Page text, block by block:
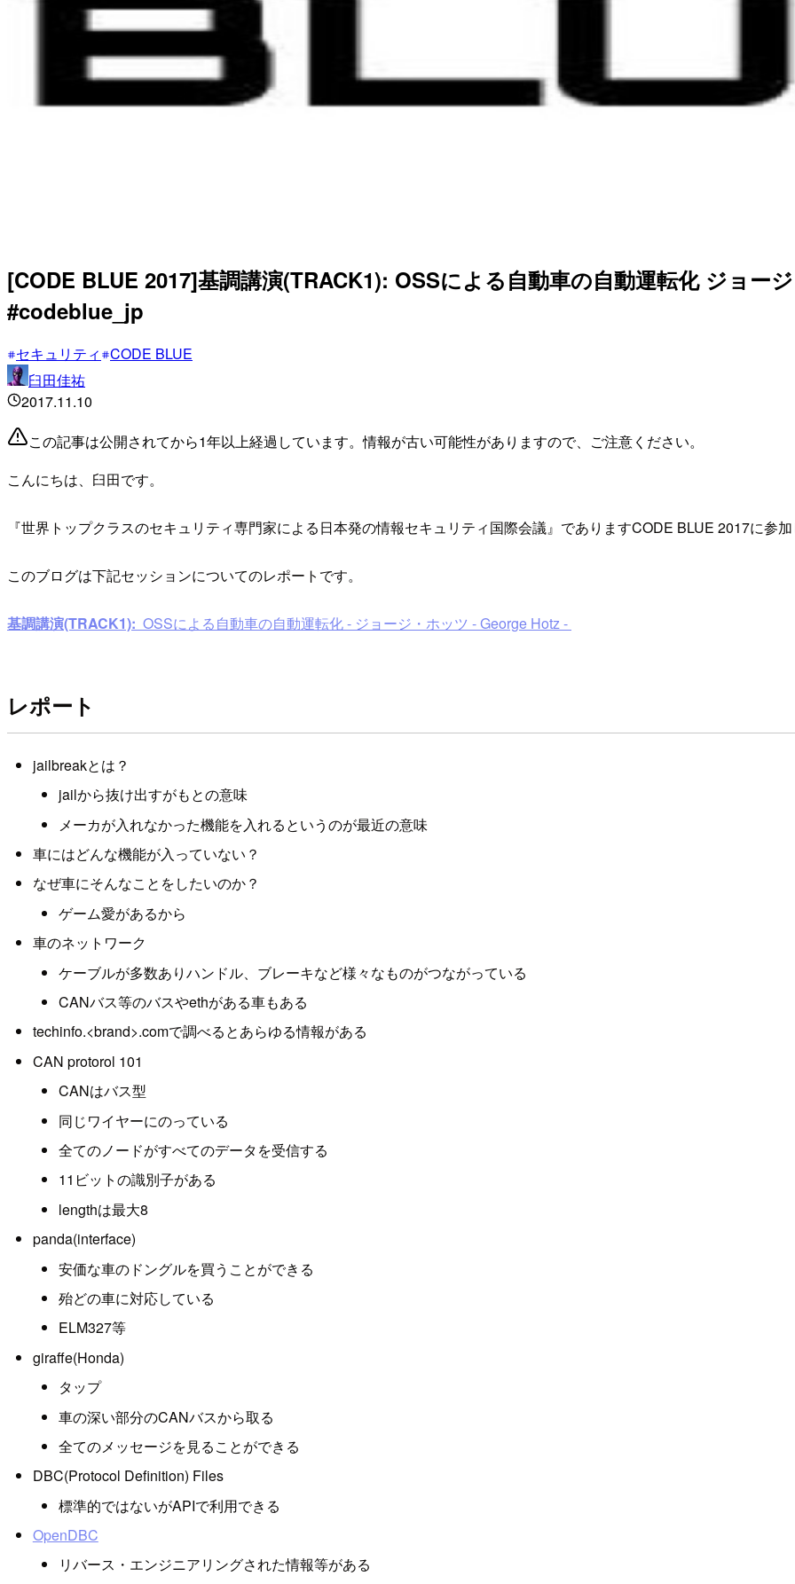
[CODE BLUE 2017]基調講演(TRACK1): OSSによる自動車の自動運転化 ジョー
#codeblue_jp
セキュリティ CODE BLUE
臼田佳祐
2017.11.10
この記事は公開されてから1年以上経過しています。情報が古い可能性がありますので、ご注意ください。
こんにちは、臼田です。
『世界トップクラスのセキュリティ専門家による日本発の情報セキュリティ国際会議』でありますCODE BLUE 2017に参加
このブログは下記セッションについてのレポートです。
基調講演(TRACK1): OSSによる自動車の自動運転化 - ジョージ・ホッツ - George Hotz -
レポート
jailbreakとは？
jailから抜け出すがもとの意味
メーカが入れなかった機能を入れるというのが最近の意味
車にはどんな機能が入っていない？
なぜ車にそんなことをしたいのか？
ゲーム愛があるから
車のネットワーク
ケーブルが多数ありハンドル、ブレーキなど様々なものがつながっている
CANバス等のバスやethがある車もある
techinfo.<brand>.comで調べるとあらゆる情報がある
CAN protorol 101
CANはバス型
同じワイヤーにのっている
全てのノードがすべてのデータを受信する
11ビットの識別子がある
lengthは最大8
panda(interface)
安価な車のドングルを買うことができる
殆どの車に対応している
ELM327等
giraffe(Honda)
タップ
車の深い部分のCANバスから取る
全てのメッセージを見ることができる
DBC(Protocol Definition) Files
標準的ではないがAPIで利用できる
OpenDBC
リバース・エンジニアリングされた情報等がある